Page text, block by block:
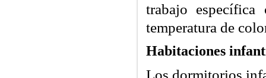
trabajo
temperatura de
Habitaciones
Los dormitorios